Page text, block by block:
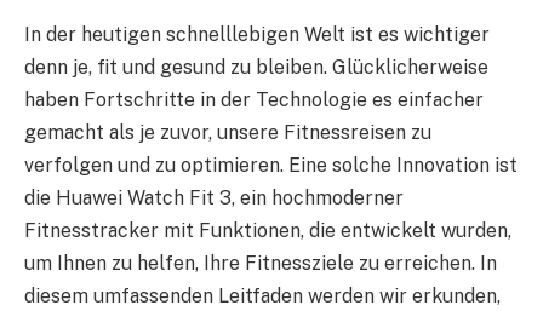
In der heutigen schnelllebigen Welt ist es wichtiger
denn je, fit und gesund zu bleiben. Glücklicherweise
haben Fortschritte in der Technologie es einfacher
gemacht als je zuvor, unsere Fitnessreisen zu
verfolgen und zu optimieren. Eine solche Innovation ist
die Huawei Watch Fit 3, ein hochmoderner
Fitnesstracker mit Funktionen, die entwickelt wurden,
um Ihnen zu helfen, Ihre Fitnessziele zu erreichen. In
diesem umfassenden Leitfaden werden wir erkunden,